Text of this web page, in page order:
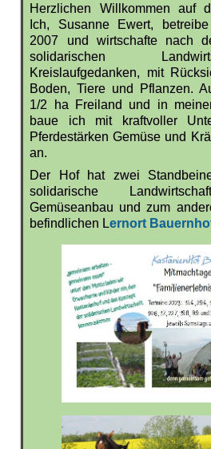
Herzlichen Willkommen auf
Ich, Susanne Ewert,
2007 und wirtschafte nach
solidarischen
Kreislaufgedanken, mit
Boden, Tiere und Pflanzen.
1/2 ha Freiland und in
baue ich mit kraftvoller
Pferdestärken Gemüse und
an.
Der Hof hat zwei
solidarische
Gemüseanbau und zum
befindlichen Lernort